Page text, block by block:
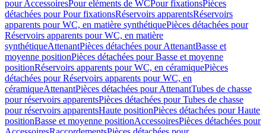
pour AccessoiresPour eléments de WCPour fixationsPièces
détachées pour Pour fixationsRéservoirs apparentsRéservoirs
apparents pour WC, en matière synthétiquePièces détachées pour
Réservoirs apparents pour WC, en matière
synthétiqueAttenantPièces détachées pour AttenantBasse et
moyenne positionPièces détachées pour Basse et moyenne
positionRéservoirs apparents pour WC, en céramiquePièces
détachées pour Réservoirs apparents pour WC, en
céramiqueAttenantPièces détachées pour AttenantTubes de chasse
pour réservoirs apparentsPièces détachées pour Tubes de chasse
pour réservoirs apparentsHaute positionPièces détachées pour Haute
positionBasse et moyenne positionAccessoiresPièces détachées pour